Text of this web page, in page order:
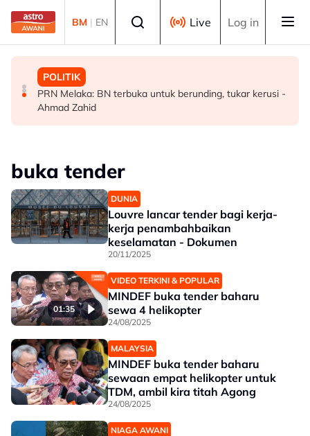
Skip to main content
BM | EN Live Log in
MALAYSIA
Malaysia bakal bina kilang fraksinasi plasma sendiri
dalam tempoh lima tahun - KKM
MALAYSIA
Rundingan import udang Thailand dijangka selesai
pertengahan bulan ini - Mohamad
POLITIK
PRN Melaka: BN terbuka untuk berunding, tukar kerusi -
Ahmad Zahid
buka tender
DUNIA
Louvre lancar tender bagi kerja-
kerja penambahbaikan
keselamatan - Dokumen
20/11/2025
01:35
VIDEO TERKINI & POPULAR
MINDEF buka tender baharu
sewa 4 helikopter
24/08/2025
MALAYSIA
MINDEF buka tender baharu
sewaan empat helikopter untuk
TDM, ambil kira titah Agong
24/08/2025
NIAGA AWANI